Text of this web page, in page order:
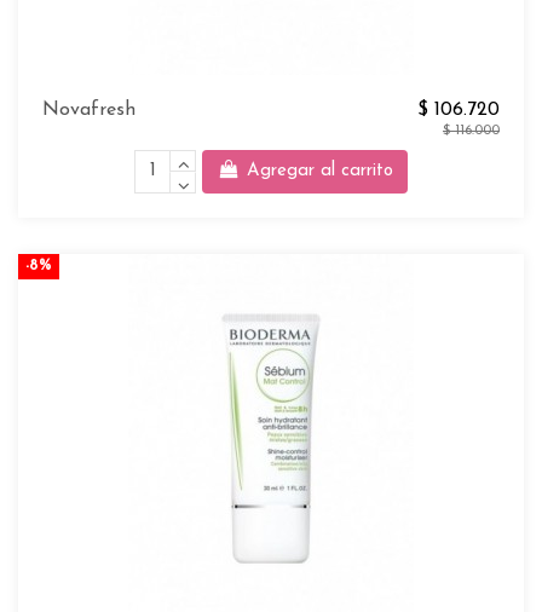
Novafresh $ 106.720
$ 116.000
Agregar al carrito
-8%